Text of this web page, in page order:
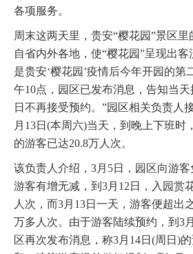
各项服务。
周末这两天里，贵安“樱花园”景区
自省内外各地，使“樱花园”呈现出客
是贵安‘樱花园’疫情后今年开园的第
午10点，园区已发布消息，告知当
日不再接受预约。”园区相关负责人
月13日(本周六)当天，到晚上下班时
的游客已达20.8万人次。
该负责人介绍，3月5日，园区向游客
游客有增无减，到3月12日，入园赏
人次，而3月13日一天，游客便超出
万多人次。由于游客陆续预约，到3
区再次发布消息，称3月14日(周日)